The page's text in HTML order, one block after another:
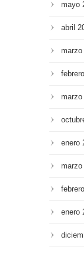
mayo
abril
enero
enero